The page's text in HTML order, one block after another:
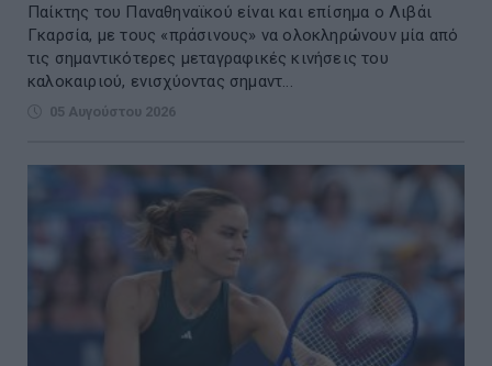
Παίκτης του Παναθηναϊκού είναι και επίσημα ο Λιβάι
Γκαρσία, με τους «πράσινους» να ολοκληρώνουν μία από
τις σημαντικότερες μεταγραφικές κινήσεις του
καλοκαιριού, ενισχύοντας σημαντ...
05 Αυγούστου 2026